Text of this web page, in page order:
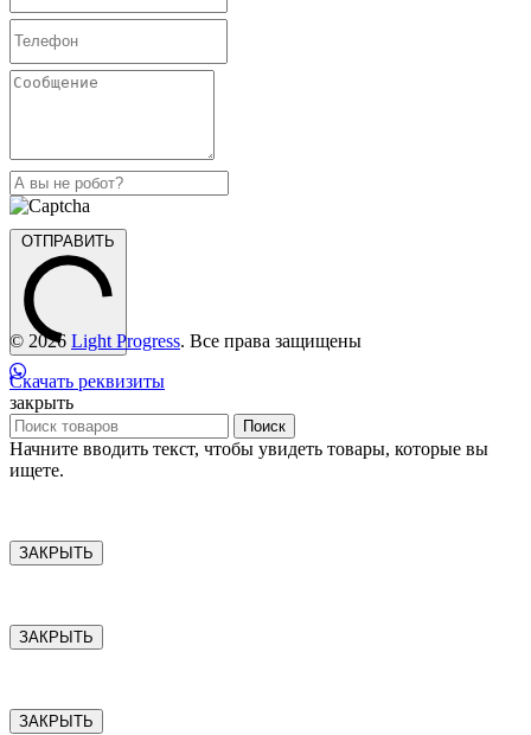
ОТПРАВИТЬ
© 2026 Light Progress. Все права защищены
Скачать реквизиты
закрыть
Поиск
Начните вводить текст, чтобы увидеть товары, которые вы
ищете.
ЗАКРЫТЬ
ЗАКРЫТЬ
ЗАКРЫТЬ